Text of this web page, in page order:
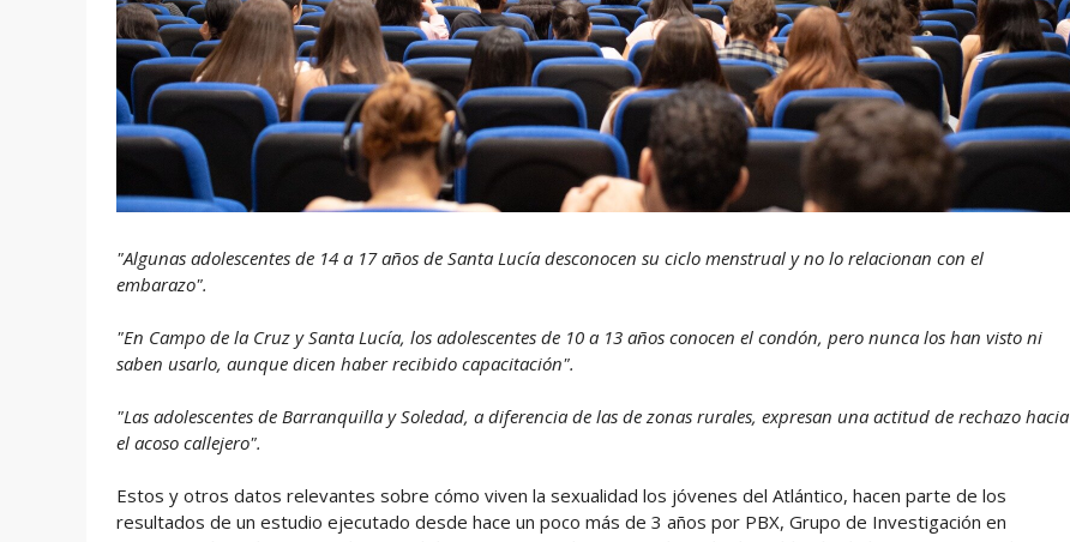
"Algunas adolescentes de 14 a 17 años de Santa Lucía desconocen su ciclo menstrual y no lo relacionan con el
embarazo".
"En Campo de la Cruz y Santa Lucía, los adolescentes de 10 a 13 años conocen el condón, pero nunca los han visto ni
saben usarlo, aunque dicen haber recibido capacitación".
"Las adolescentes de Barranquilla y Soledad, a diferencia de las de zonas rurales, expresan una actitud de rechazo hacia
el acoso callejero".
Estos y otros datos relevantes sobre cómo viven la sexualidad los jóvenes del Atlántico, hacen parte de los
resultados de un estudio ejecutado desde hace un poco más de 3 años por PBX, Grupo de Investigación en